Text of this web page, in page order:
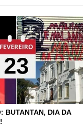
BUTANTAN, DIA DA